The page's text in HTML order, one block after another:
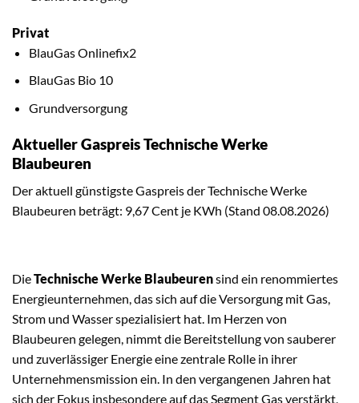
Privat
BlauGas Onlinefix2
BlauGas Bio 10
Grundversorgung
Aktueller Gaspreis Technische Werke
Blaubeuren
Der aktuell günstigste Gaspreis der Technische Werke
Blaubeuren beträgt: 9,67 Cent je KWh (Stand 08.08.2026)
DieTechnische Werke Blaubeurensind ein renommiertes
Energieunternehmen, das sich auf die Versorgung mit Gas,
Strom und Wasser spezialisiert hat. Im Herzen von
Blaubeuren gelegen, nimmt die Bereitstellung von sauberer
und zuverlässiger Energie eine zentrale Rolle in ihrer
Unternehmensmission ein. In den vergangenen Jahren hat
sich der Fokus insbesondere auf das Segment Gas verstärkt,